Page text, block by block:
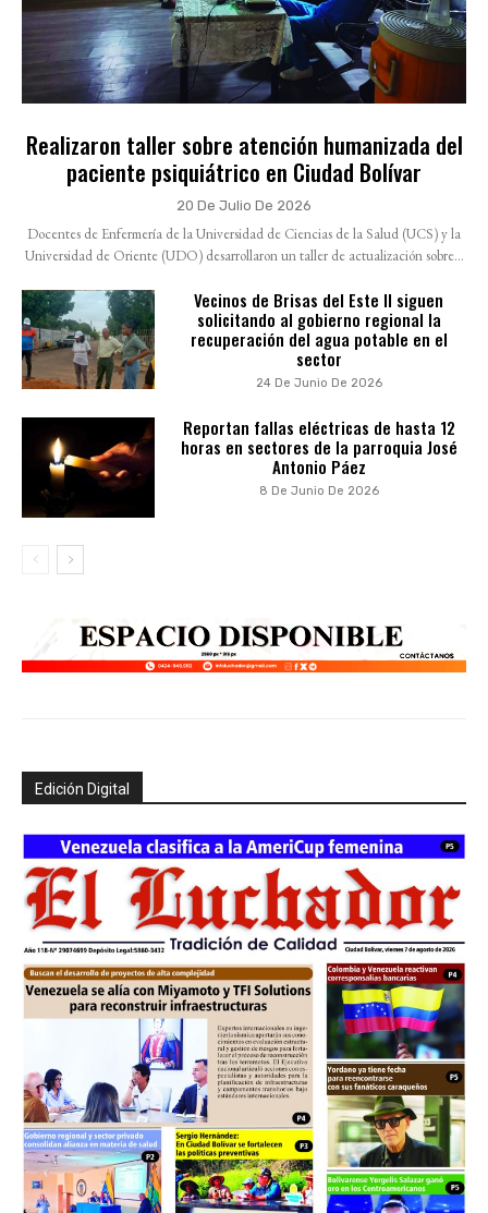
Realizaron taller sobre atención humanizada del
paciente psiquiátrico en Ciudad Bolívar
20 De Julio De 2026
Docentes de Enfermería de la Universidad de Ciencias de la Salud (UCS) y la
Universidad de Oriente (UDO) desarrollaron un taller de actualización sobre...
Vecinos de Brisas del Este II siguen
solicitando al gobierno regional la
recuperación del agua potable en el
sector
24 De Junio De 2026
Reportan fallas eléctricas de hasta 12
horas en sectores de la parroquia José
Antonio Páez
8 De Junio De 2026
Edición Digital